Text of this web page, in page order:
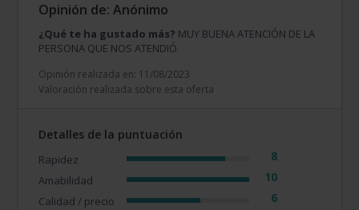
Opinión de: Anónimo
¿Qué te ha gustado más? MUY BUENA ATENCIÓN DE LA
PERSONA QUE NOS ATENDIÓ
Opinión realizada en: 11/08/2023
Valoración realizada sobre esta oferta
Detalles de la puntuación
Rapidez 8
Amabilidad 10
Calidad / precio 6